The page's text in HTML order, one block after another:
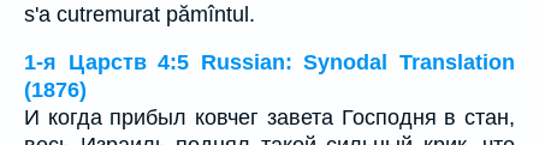
s'a cutremurat pămîntul.
1-я Царств 4:5 Russian: Synodal Translation
(1876)
И когда прибыл ковчег завета Господня в стан,